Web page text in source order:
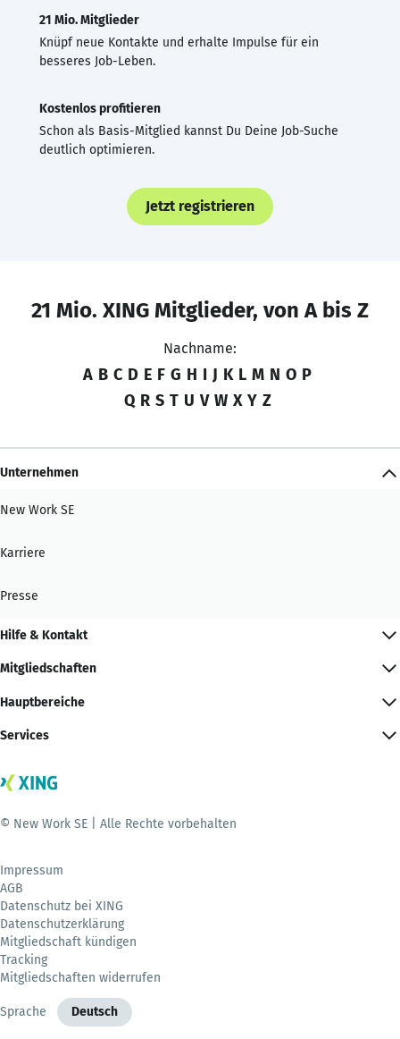
21 Mio. Mitglieder
Knüpf neue Kontakte und erhalte Impulse für ein
besseres Job-Leben.
Kostenlos profitieren
Schon als Basis-Mitglied kannst Du Deine Job-Suche
deutlich optimieren.
Jetzt registrieren
21 Mio. XING Mitglieder, von A bis Z
Nachname:
A B C D E F G H I J K L M N O P
Q R S T U V W X Y Z
Unternehmen
New Work SE
Karriere
Presse
Hilfe & Kontakt
Mitgliedschaften
Hauptbereiche
Services
© New Work SE | Alle Rechte vorbehalten
Impressum
AGB
Datenschutz bei XING
Datenschutzerklärung
Mitgliedschaft kündigen
Tracking
Mitgliedschaften widerrufen
Sprache Deutsch